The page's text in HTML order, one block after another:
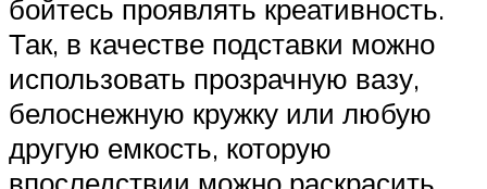
бойтесь проявлять креативность.
Так, в качестве подставки можно
использовать прозрачную вазу,
белоснежную кружку или любую
другую емкость, которую
впоследствии можно раскрасить